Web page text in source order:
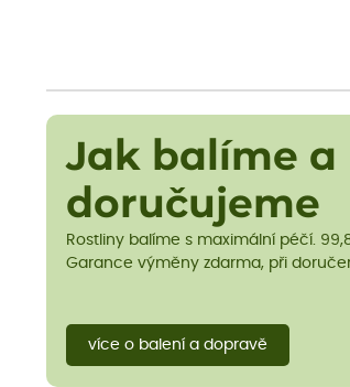
Jak balíme a
doručujeme
Rostliny balíme s maximální péčí.
Garance výměny zdarma, při
více o balení a dopravě